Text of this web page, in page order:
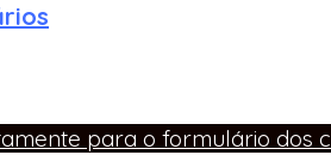
para o formulário dos